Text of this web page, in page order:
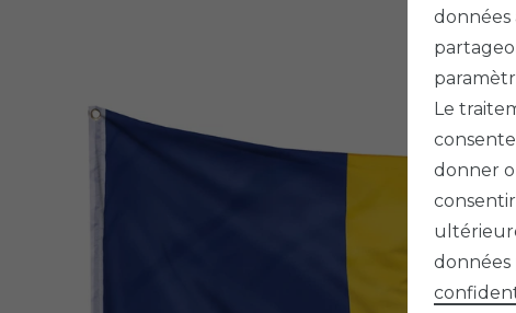
données
Le
donner
données